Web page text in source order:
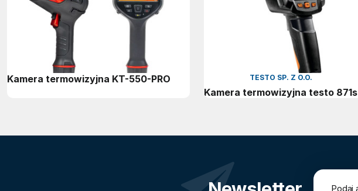
Kamera termowizyjna KT-550-PRO TESTO SP. Z O.O.
Kamera termowizyjna testo 871s